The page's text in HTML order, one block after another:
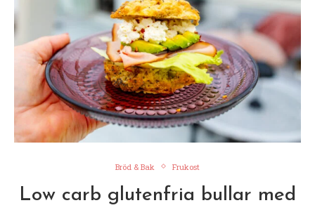
Bröd & Bak Frukost
Low carb glutenfria bullar med